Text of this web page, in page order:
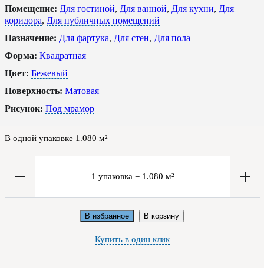
Помещение: Для гостиной, Для ванной, Для кухни, Для
коридора, Для публичных помещений
Назначение: Для фартука, Для стен, Для пола
Форма: Квадратная
Цвет: Бежевый
Поверхность: Матовая
Рисунок: Под мрамор
В одной упаковке 1.080 м²
1 упаковка = 1.080 м²
В избранное В корзину
Купить в один клик